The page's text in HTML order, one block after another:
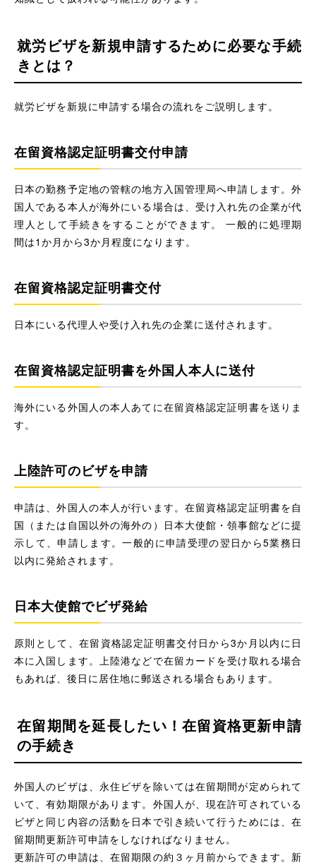
就労ビザを新規申請するために必要な手続
きとは？
就労ビザを新規に申請する場合の流れをご説明します。
在留資格認定証明書交付申請
日本の勤務予定地の管轄の地方入国管理局へ申請します。外
国人である本人が海外にいる場合は、受け入れ先の企業が代
理人として手続きをすることができます。 一般的に処理期
間は1か月から3か月程度になります。
在留資格認定証明書交付
日本にいる代理人や受け入れ先の企業に送付されます。
在留資格認定証明書を外国人本人に送付
海外にいる外国人の本人あてに在留資格認定証明書を送りま
す。
上陸許可のビザを申請
申請は、外国人の本人が行います。在留資格認定証明書を自
国（または自国以外の海外の）日本大使館・領事館などに提
示して、申請します。一般的に申請受理の翌日から5業務日
以内に発給されます。
日本大使館でビザ発給
原則として、在留資格認定証明書交付日から3か月以内に日
本に入国します。上陸港などで在留カードを受け取れる場合
もあれば、後日に居住地に郵送される場合もあります。
在留期間を延長したい！在留資格更新申請
の手続き
外国人のビザは、永住ビザを除いては在留期間が定められて
いて、有効期限があります。外国人が、現在許可されている
ビザと同じ内容の活動を日本で引き続いて行うためには、在
留期間更新許可申請をしなければなりません。
更新許可の申請は、在留期限の約３ヶ月前からできます。新